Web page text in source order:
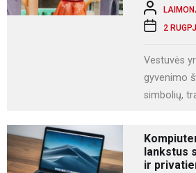
2
Vestuvės
gyvenimo
simbolių,
vestuvių...
lankstus
ir